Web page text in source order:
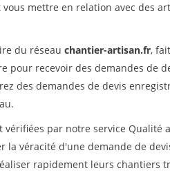
mettre en relation avec des
du réseau chantier-artisan.fr,
pour recevoir des demandes de
des demandes de devis
vérifiées par notre service Qualité
la véracité d'une demande de
rapidement leurs chantiers